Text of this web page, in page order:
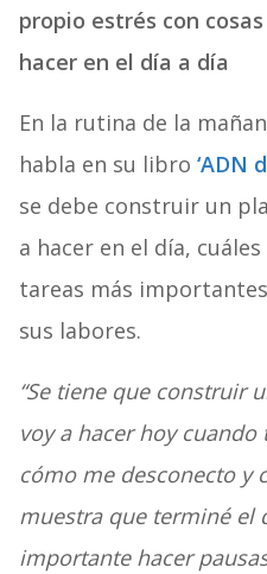
propio estrés con
hacer en el día a día
En la rutina de la
habla en su libro ‘ADN
se debe construir un
a hacer en el día,
tareas más
sus labores.
“Se tiene que construir
voy a hacer hoy
cómo me desconecto y
muestra que terminé el
importante hacer